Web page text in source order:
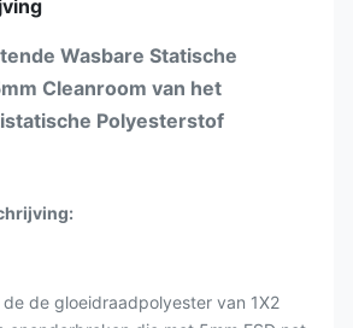
Wasbare Statische
Cleanroom van het
Polyesterstof
de gloeidraadpolyester van 1X2